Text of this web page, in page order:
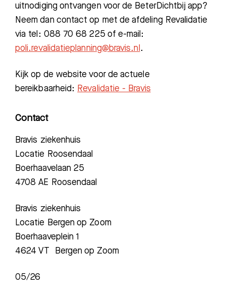
uitnodiging ontvangen voor de BeterDichtbij app?
Neem dan contact op met de afdeling Revalidatie
via tel: 088 70 68 225 of e-mail:
poli.revalidatieplanning@bravis.nl .
Kijk op de website voor de actuele
bereikbaarheid: Revalidatie - Bravis
Contact
Bravis ziekenhuis
Locatie Roosendaal
Boerhaavelaan 25
4708 AE Roosendaal
Bravis ziekenhuis
Locatie Bergen op Zoom
Boerhaaveplein 1
4624 VT Bergen op Zoom
05/26